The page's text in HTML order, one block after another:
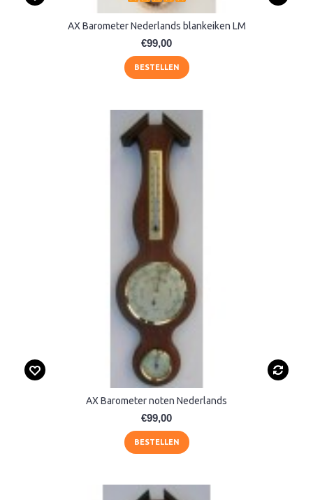
AX Barometer Nederlands blankeiken LM
€99,00
BESTELLEN
AX Barometer noten Nederlands
€99,00
BESTELLEN